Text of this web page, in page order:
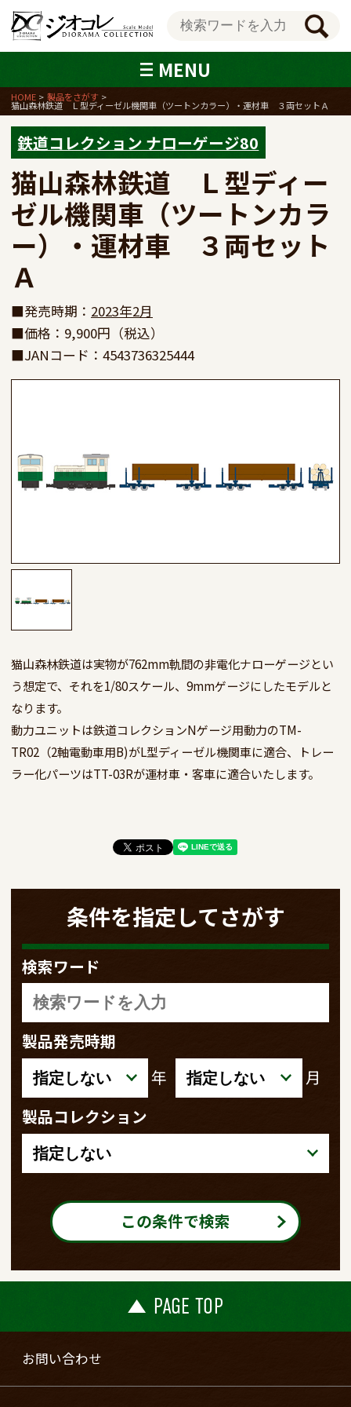
MENU
HOME 製品をさがす
猫山森林鉄道 Ｌ型ディーゼル機関車（ツートンカラー）・運材車 ３両セットＡ
鉄道コレクション ナローゲージ80
猫山森林鉄道　Ｌ型ディー
ゼル機関車（ツートンカラ
ー）・運材車　３両セット
Ａ
■発売時期： 2023年2月
■価格：9,900円（税込）
■JANコード：4543736325444
猫山森林鉄道は実物が762mm軌間の非電化ナローゲージとい
う想定で、それを1/80スケール、9mmゲージにしたモデルと
なります。
動力ユニットは鉄道コレクションNゲージ用動力のTM-
TR02（2軸電動車用B)がL型ディーゼル機関車に適合、トレー
条件を指定してさがす
検索ワード
製品発売時期
年
月
製品コレクション
この条件で検索
PAGE TOP
お問い合わせ